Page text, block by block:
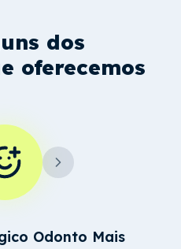
dos
oferecemos
Vale Alimentação